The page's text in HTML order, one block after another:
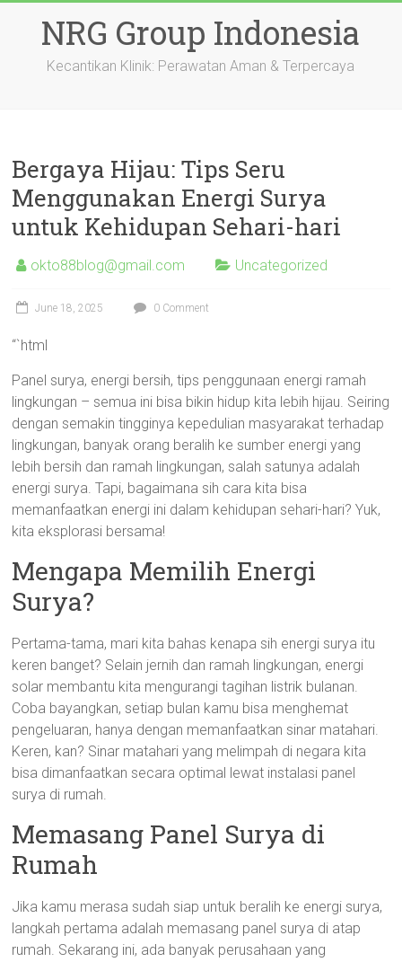
contentNRG Group Indonesia
Kecantikan Klinik: Perawatan Aman & Terpercaya
Bergaya Hijau: Tips Seru
Menggunakan Energi Surya
untuk Kehidupan Sehari-hari
okto88blog@gmail.com Uncategorized
June 18, 2025 0 Comment
“`html
Panel surya, energi bersih, tips penggunaan energi ramah
lingkungan – semua ini bisa bikin hidup kita lebih hijau. Seiring
dengan semakin tingginya kepedulian masyarakat terhadap
lingkungan, banyak orang beralih ke sumber energi yang
lebih bersih dan ramah lingkungan, salah satunya adalah
energi surya. Tapi, bagaimana sih cara kita bisa
memanfaatkan energi ini dalam kehidupan sehari-hari? Yuk,
kita eksplorasi bersama!
Mengapa Memilih Energi
Surya?
Pertama-tama, mari kita bahas kenapa sih energi surya itu
keren banget? Selain jernih dan ramah lingkungan, energi
solar membantu kita mengurangi tagihan listrik bulanan.
Coba bayangkan, setiap bulan kamu bisa menghemat
pengeluaran, hanya dengan memanfaatkan sinar matahari.
Keren, kan? Sinar matahari yang melimpah di negara kita
bisa dimanfaatkan secara optimal lewat instalasi panel
surya di rumah.
Memasang Panel Surya di
Rumah
Jika kamu merasa sudah siap untuk beralih ke energi surya,
langkah pertama adalah memasang panel surya di atap
rumah. Sekarang ini, ada banyak perusahaan yang